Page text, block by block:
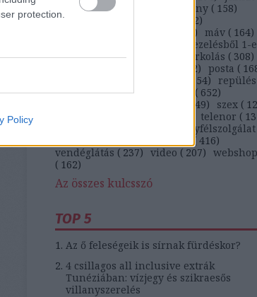
protection.
Policy
) kaja ( kiskarácsony ( 158)
közlekedés
362)
) máv ( 164)
panaszkezelésből 1-
(164) panaszlevél parkolás ( 308)
212) posta (
154)
repülés
(116) ruha (230 ( 652)
349) szex (
telenor (
ügyfélszolgálat
( 416)
vendéglátás ( 237) video ( 207) webshop
( 162)
Az összes kulcsszó
TOP 5
Az ő feleségeik is sírnak fürdéskor?
4 csillagos all inclusive extrák
Tunéziában: vízjegy és szikraesős
villanyszerelés